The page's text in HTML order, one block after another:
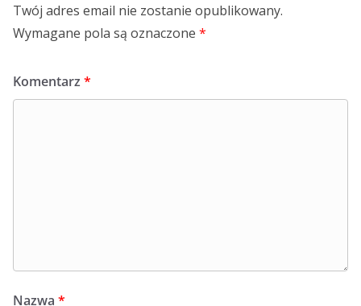
Twój adres email nie zostanie opublikowany.
Wymagane pola są oznaczone *
Komentarz *
Nazwa *